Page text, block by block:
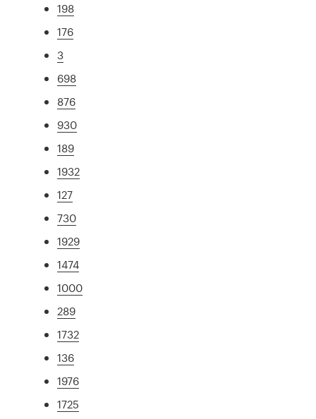
198
176
3
698
876
930
189
1932
127
730
1929
1474
1000
289
1732
136
1976
1725